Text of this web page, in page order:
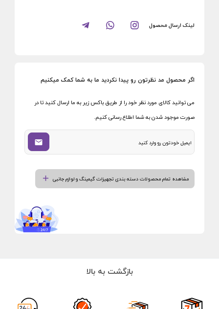
لینک ارسال محصول
اگر محصول مد نظرتون رو پیدا نکردید ما به شما کمک میکنیم
می توانید کالای مورد نظر خود را از طریق باکس زیر به ما ارسال کنید تا در
صورت موجود شدن به شما اطلاع رسانی کنیم.
مشاهده تمام محصولات دسته بندی تجهیزات گیمینگ و لوازم جانبی
بازگشت به بالا